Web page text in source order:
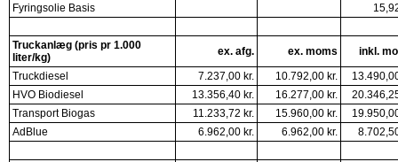
Fyringsolie Basis
Truckanlæg (pris pr 1.000
liter/kg)
ex. afg. ex. moms
inkl.
Truckdiesel
7.237,00 kr. 10.792,00 kr.
HVO Biodiesel
13.356,40 kr. 16.277,00 kr.
Transport Biogas
11.233,72 kr. 15.960,00 kr.
AdBlue
6.962,00 kr. 6.962,00 kr.